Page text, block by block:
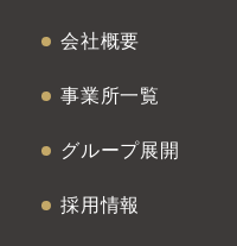
会社概要
事業所一覧
グループ展開
採用情報